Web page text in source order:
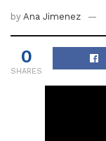
by Ana Jimenez
0
SHARES